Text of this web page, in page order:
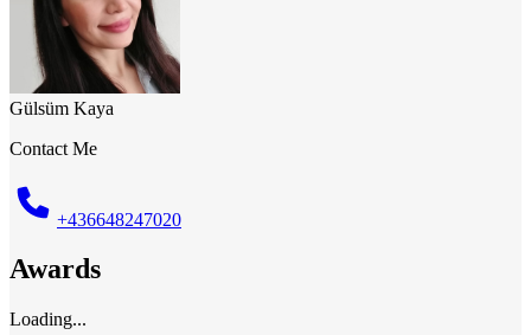
Gülsüm Kaya
Contact Me
+436648247020
Awards
Loading...